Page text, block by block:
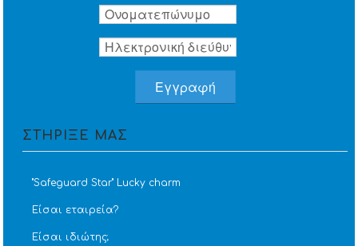
ΣΤΗΡΙΞΕ ΜΑΣ
''Safeguard Star'' Lucky charm
Είσαι εταιρεία?
Είσαι ιδιώτης;